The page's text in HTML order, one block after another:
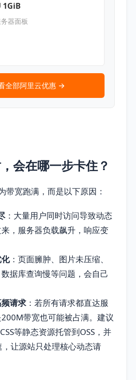
1GiB
器面板
全部阿里云优惠 →
会在哪一步卡住？
带宽跑满，而是以下原因：
：大量用户同时访问导致动态
，服务器负载飙升，响应变
：页面臃肿、图片未压缩、
据库查询慢等问题，会自己
请求 ：若所有请求都直达服
带宽也可能被占满。建议
等静态资源托管到OSS，并
让源站只处理核心动态请